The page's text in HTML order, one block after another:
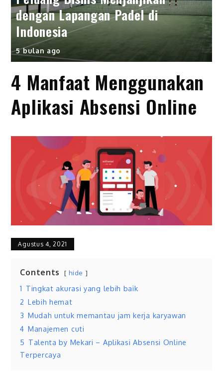
dengan Lapangan Padel di
Indonesia
5 bulan ago
4 Manfaat Menggunakan
Aplikasi Absensi Online
Agustus 4, 2021
Contents hide
1 Tingkat akurasi yang lebih baik
2 Lebih hemat
3 Mudah untuk memantau jam kerja karyawan
4 Manajemen cuti
5 Talenta by Mekari – Aplikasi Absensi Online
Terpercaya